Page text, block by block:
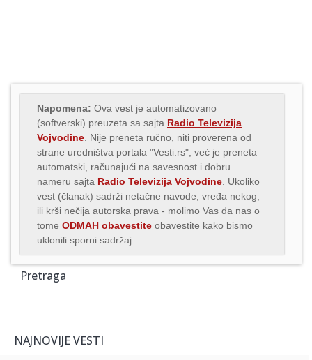
Napomena: Ova vest je automatizovano
(softverski) preuzeta sa sajta Radio Televizija
Vojvodine . Nije preneta ručno, niti proverena od
strane uredništva portala "Vesti.rs", već je preneta
automatski, računajući na savesnost i dobru
nameru sajta Radio Televizija Vojvodine . Ukoliko
vest (članak) sadrži netačne navode, vređa nekog,
ili krši nečija autorska prava - molimo Vas da nas o
tome ODMAH obavestite obavestite kako bismo
uklonili sporni sadržaj.
Pretraga
NAJNOVIJE VESTI